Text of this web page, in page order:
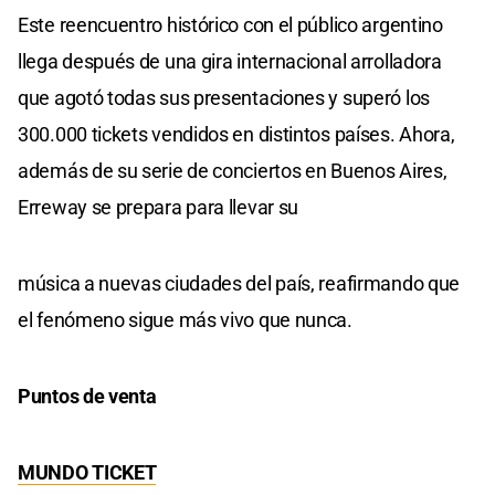
Este reencuentro histórico con el público argentino
llega después de una gira internacional arrolladora
que agotó todas sus presentaciones y superó los
300.000 tickets vendidos en distintos países. Ahora,
además de su serie de conciertos en Buenos Aires,
Erreway se prepara para llevar su
música a nuevas ciudades del país, reafirmando que
el fenómeno sigue más vivo que nunca.
Puntos de venta
MUNDO TICKET